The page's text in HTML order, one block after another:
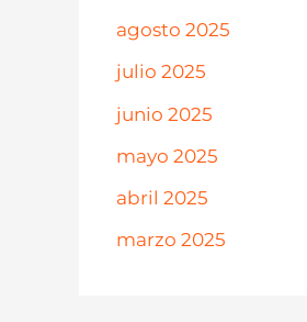
agosto 2025
julio 2025
junio 2025
mayo 2025
abril 2025
marzo 2025